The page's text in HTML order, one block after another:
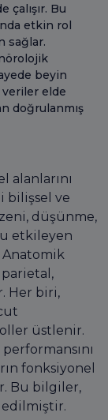
Bu
etkin rol
sağlar.
beyin
veriler elde
doğrulanmış
alanlarını
bilişsel ve
düşünme,
etkileyen
Anatomik
parietal,
Her biri,
üstlenir.
fonksiyonel
Bu bilgiler,